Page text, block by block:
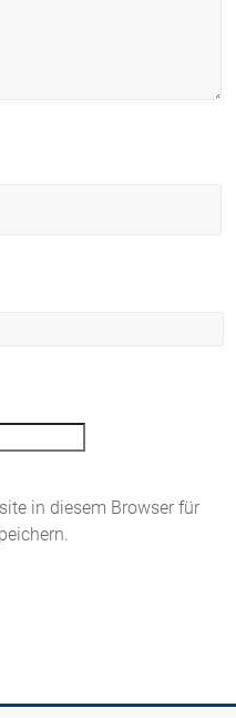
in diesem Browser für